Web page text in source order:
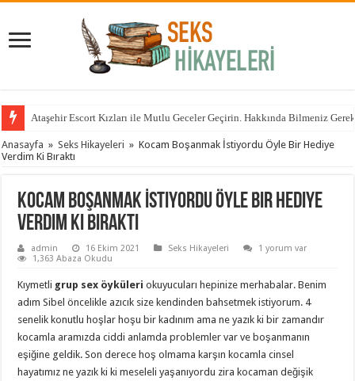
Ataşehir Escort Kızları ile Mutlu Geceler Geçirin. Hakkında Bilmeniz
Anasayfa » Seks Hikayeleri » Kocam Boşanmak İstiyordu Öyle Bir Hediye
Verdim Ki Bıraktı
Kocam Boşanmak İstiyordu Öyle Bir Hediye
Verdim Ki Bıraktı
admin 16 Ekim 2021 Seks Hikayeleri
1 yorum var
1,363 Abaza Okudu
Kıymetli grup sex öyküleri okuyucuları hepinize merhabalar. Benim
adım Sibel öncelikle azıcık size kendinden bahsetmek istiyorum. 4
senelik konutlu hoşlar hoşu bir kadınım ama ne yazık ki bir zamandır
kocamla aramızda ciddi anlamda problemler var ve boşanmanın
eşiğine geldik. Son derece hoş olmama karşın kocamla cinsel
hayatımız ne yazık ki ki meseleli yaşanıyordu zira kocaman değişik